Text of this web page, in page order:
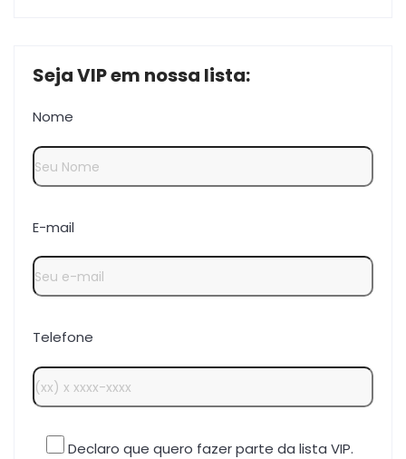
Seja VIP em nossa lista:
Nome
E-mail
Telefone
Declaro que quero fazer parte da lista VIP.